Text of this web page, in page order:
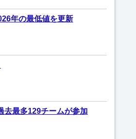
年の最低値を更新
最多129チームが参加